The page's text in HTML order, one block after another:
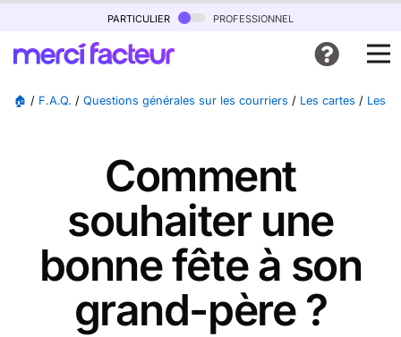
particulier professionnel
🏠 / F.A.Q. / Questions générales sur les courriers / Les cartes / Les
Comment
souhaiter une
bonne fête à son
grand-père ?